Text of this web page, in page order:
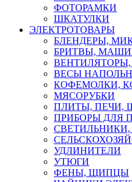
ФОТОРАМКИ
ШКАТУЛКИ
ЭЛЕКТРОТОВАРЫ
БЛЕНДЕРЫ,
БРИТВЫ,
ВЕНТИЛЯТОРЫ,
ВЕСЫ
КОФЕМОЛКИ,
МЯСОРУБКИ
ПЛИТЫ,
ПРИБОРЫ ДЛЯ
УДЛИНИТЕЛИ
УТЮГИ
ФЕНЫ, ЩИПЦЫ